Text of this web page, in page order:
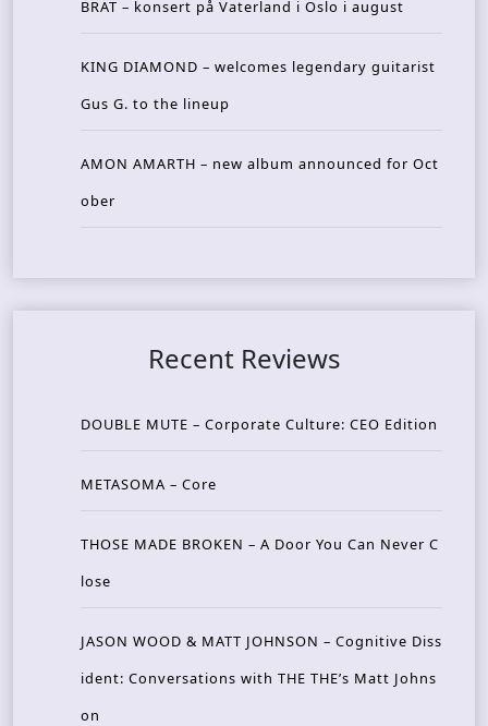
BRAT – konsert på Vaterland i Oslo i august
KING DIAMOND – welcomes legendary guitarist
Gus G. to the lineup
AMON AMARTH – new album announced for Oct
ober
Recent Reviews
DOUBLE MUTE – Corporate Culture: CEO Edition
METASOMA – Core
THOSE MADE BROKEN – A Door You Can Never C
lose
JASON WOOD & MATT JOHNSON – Cognitive Diss
ident: Conversations with THE THE’s Matt Johns
on